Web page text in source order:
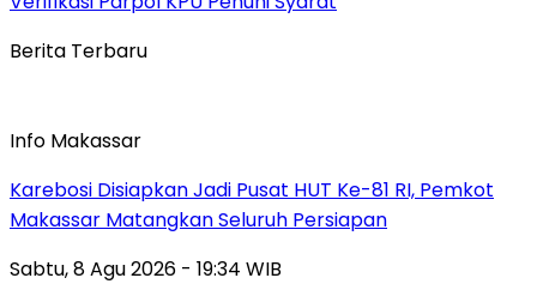
Berita Terbaru
Info Makassar
Karebosi Disiapkan Jadi Pusat HUT Ke-81 RI, Pemkot
Makassar Matangkan Seluruh Persiapan
Sabtu, 8 Agu 2026 - 19:34 WIB